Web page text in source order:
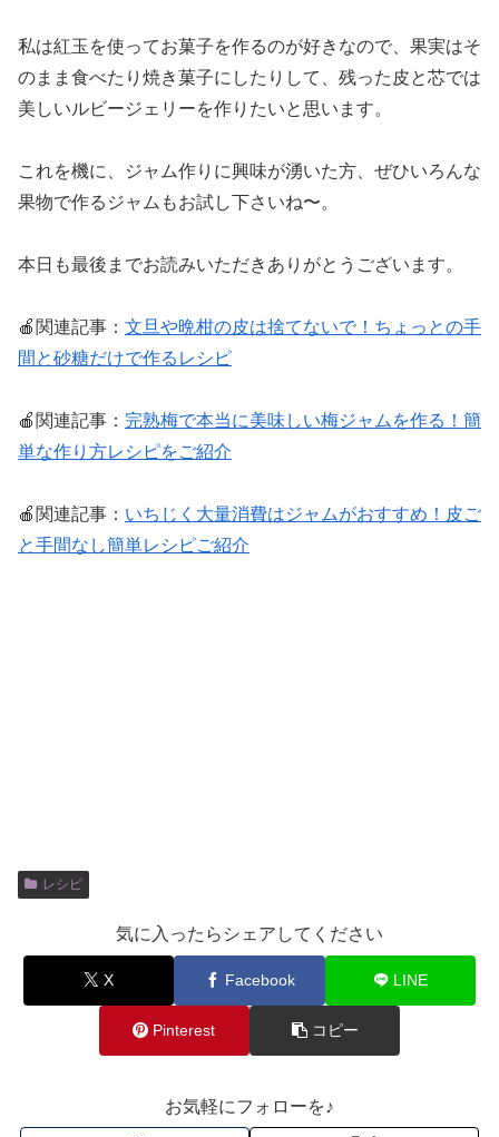
私は紅玉を使ってお菓子を作るのが好きなので、果実はそ
のまま食べたり焼き菓子にしたりして、残った皮と芯では
美しいルビージェリーを作りたいと思います。
これを機に、ジャム作りに興味が湧いた方、ぜひいろんな
果物で作るジャムもお試し下さいね〜。
本日も最後までお読みいただきありがとうございます。
🍎関連記事： 文旦や晩柑の皮は捨てないで！ちょっとの手
間と砂糖だけで作るレシピ
🍎関連記事： 完熟梅で本当に美味しい梅ジャムを作る！簡
単な作り方レシピをご紹介
🍎関連記事： いちじく大量消費はジャムがおすすめ！皮ご
と手間なし簡単レシピご紹介
レシピ
気に入ったらシェアしてください
X Facebook LINE
Pinterest コピー
お気軽にフォローを♪